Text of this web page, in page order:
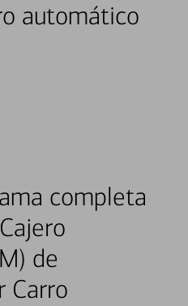
automático
completa
de
Carro